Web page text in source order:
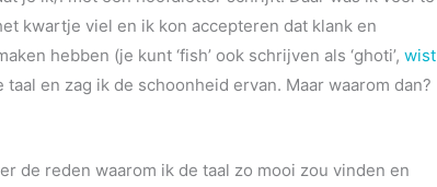
kwartje viel en ik kon accepteren dat klank en
hebben (je kunt ‘fish’ ook schrijven als ‘ghoti’,wist
en zag ik de schoonheid ervan. Maar waarom dan?
de reden waarom ik de taal zo mooi zou vinden en